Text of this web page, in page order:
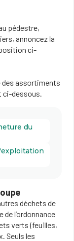
pédestre,
annoncez la
ci-
des assortiments
ci-dessous.
du
déchets de
l’ordonnance
verts (feuilles,
Seuls les